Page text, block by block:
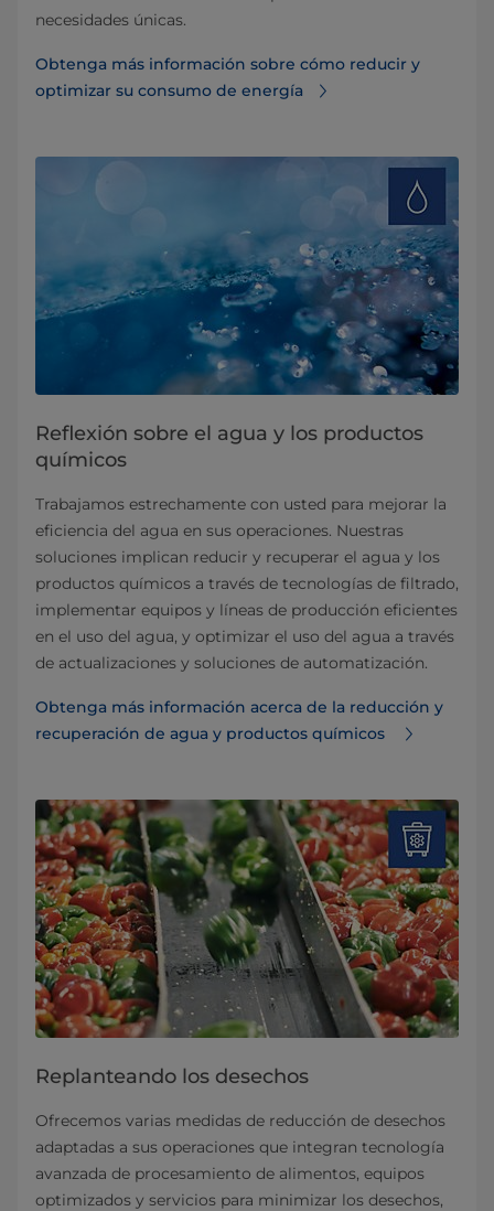
necesidades únicas.
Obtenga más información sobre cómo reducir y
optimizar su consumo de energía
Reflexión sobre el agua y los productos
químicos
Trabajamos estrechamente con usted para mejorar la
eficiencia del agua en sus operaciones. Nuestras
soluciones implican reducir y recuperar el agua y los
productos químicos a través de tecnologías de filtrado,
implementar equipos y líneas de producción eficientes
en el uso del agua, y optimizar el uso del agua a través
de actualizaciones y soluciones de automatización.
Obtenga más información acerca de la reducción y
recuperación de agua y productos químicos
Replanteando los desechos
Ofrecemos varias medidas de reducción de desechos
adaptadas a sus operaciones que integran tecnología
avanzada de procesamiento de alimentos, equipos
optimizados y servicios para minimizar los desechos,